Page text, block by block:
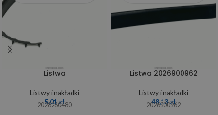
Listwa
Listwy i nakładki
5,01zł
2028260480
Listwa 2026900962
Listwy i nakładki
48,13zł
2026900962